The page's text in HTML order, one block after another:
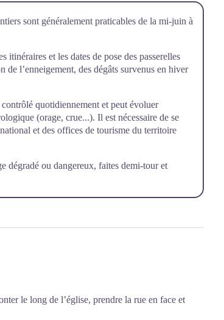
sont généralement praticables de la mi-juin à
itinéraires et les dates de pose des passerelles
de l’enneigement, des dégâts survenus en hiver
contrôlé quotidiennement et peut évoluer
(orage, crue...). Il est nécessaire de se
et des offices de tourisme du territoire
dégradé ou dangereux, faites demi-tour et
le long de l’église, prendre la rue en face et